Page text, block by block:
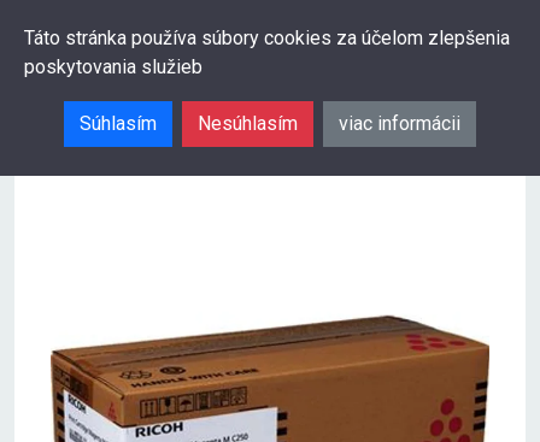
Táto stránka používa súbory cookies za účelom zlepšenia
poskytovania služieb
Súhlasím Nesúhlasím viac informácii